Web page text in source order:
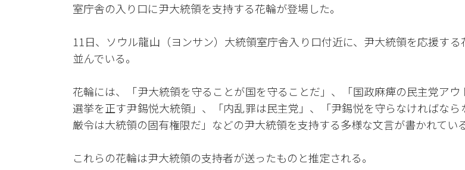
室庁舎の入り口に尹大統領を支持する花輪が登場した。
11日、ソウル龍山（ヨンサン）大統領室庁舎入り口付近に、尹大統領を応援する
並んでいる。
花輪には、「尹大統領を守ることが国を守ることだ」、「国政麻痺の民主党アウ
選挙を正す尹錫悦大統領」、「内乱罪は民主党」、「尹錫悦を守らなければなら
厳令は大統領の固有権限だ」などの尹大統領を支持する多様な文言が書かれている
これらの花輪は尹大統領の支持者が送ったものと推定される。